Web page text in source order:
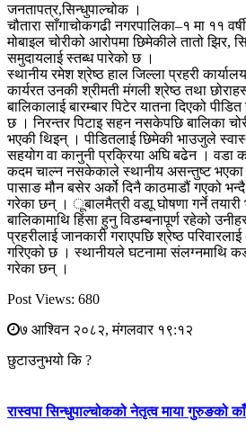
जनतापत्र,सिन्धुपाल्चोक ।
चौतारा साँगाचोकगढी नगरपालिका–१ मा ११
मोबाइल चोरीको आरोपमा छिमेकीले तातो झिर,
समुदायलाई स्तब्ध पारेको छ ।
स्थानीय रमेश श्रेष्ठ हाल जिल्ला प्रहरी
कार्यरत उनकी श्रीमती मंगली श्रेष्ठ तथा
बालिकालाई बारम्बार पिटेर यातना दिएको
छ । निरन्तर पिटाइ सहन नसकेपछि बालिका
भएकी थिइन् । पीडितलाई छिमेकी भाउजुले
सहयोग वा कानुनी प्रक्रिया अघि बढेन । वडा
कदम चाल्न नसकेकाले स्थानीय असन्तुष्ट भएका
पासाङ मौन बसेर अर्को दिनै काठमाडौं गएको
गरेका छन् । ूबालमैत्री वडाू घोषणा गर्ने तयारी
बालिकामाथि हिंसा हुनु विडम्बनापूर्ण रहेको
प्रहरीलाई जानकारी गराएपछि श्रेष्ठ
गरिएको छ । स्थानीयले घटनामा संलग्नमाथि
गरेका छन् ।
Post Views: 680
७ आश्विन २०८२, मंगलवार १९:१२
छुटाउनुभयो कि ?
रास्वपा सिन्धुपाल्चोकको नेतृत्व माया गुरुङको